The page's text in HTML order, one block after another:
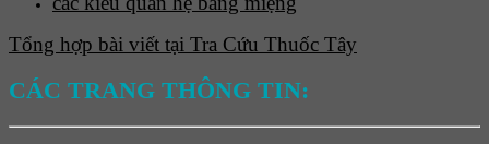
Tổng hợp bài viết tại Tra Cứu Thuốc Tây
CÁC TRANG THÔNG TIN: